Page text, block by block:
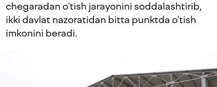
chegaradan o‘tish jarayonini soddalashtirib,
ikki davlat nazoratidan bitta punktda o‘tish
imkonini beradi.